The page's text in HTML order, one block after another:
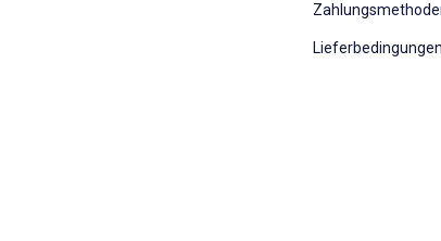
Lieferbedingungen